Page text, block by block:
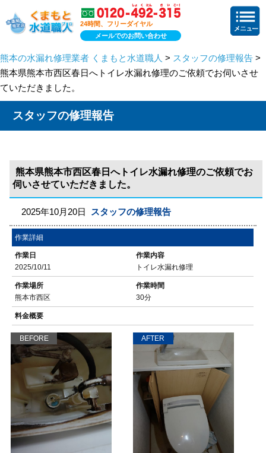
24時間、フリーダイヤル
メールでのお問い合わせ
熊本の水漏れ修理業者 くまもと水道職人 > スタッフの修理報告 >
熊本県熊本市西区春日へトイレ水漏れ修理のご依頼でお伺いさせ
ていただきました。
スタッフの修理報告
熊本県熊本市西区春日へトイレ水漏れ修理のご依頼でお
伺いさせていただきました。
2025年10月20日 スタッフの修理報告
作業詳細
作業日
2025/10/11
作業内容
トイレ水漏れ修理
作業場所
熊本市西区
作業時間
30分
料金概要
BEFORE AFTER